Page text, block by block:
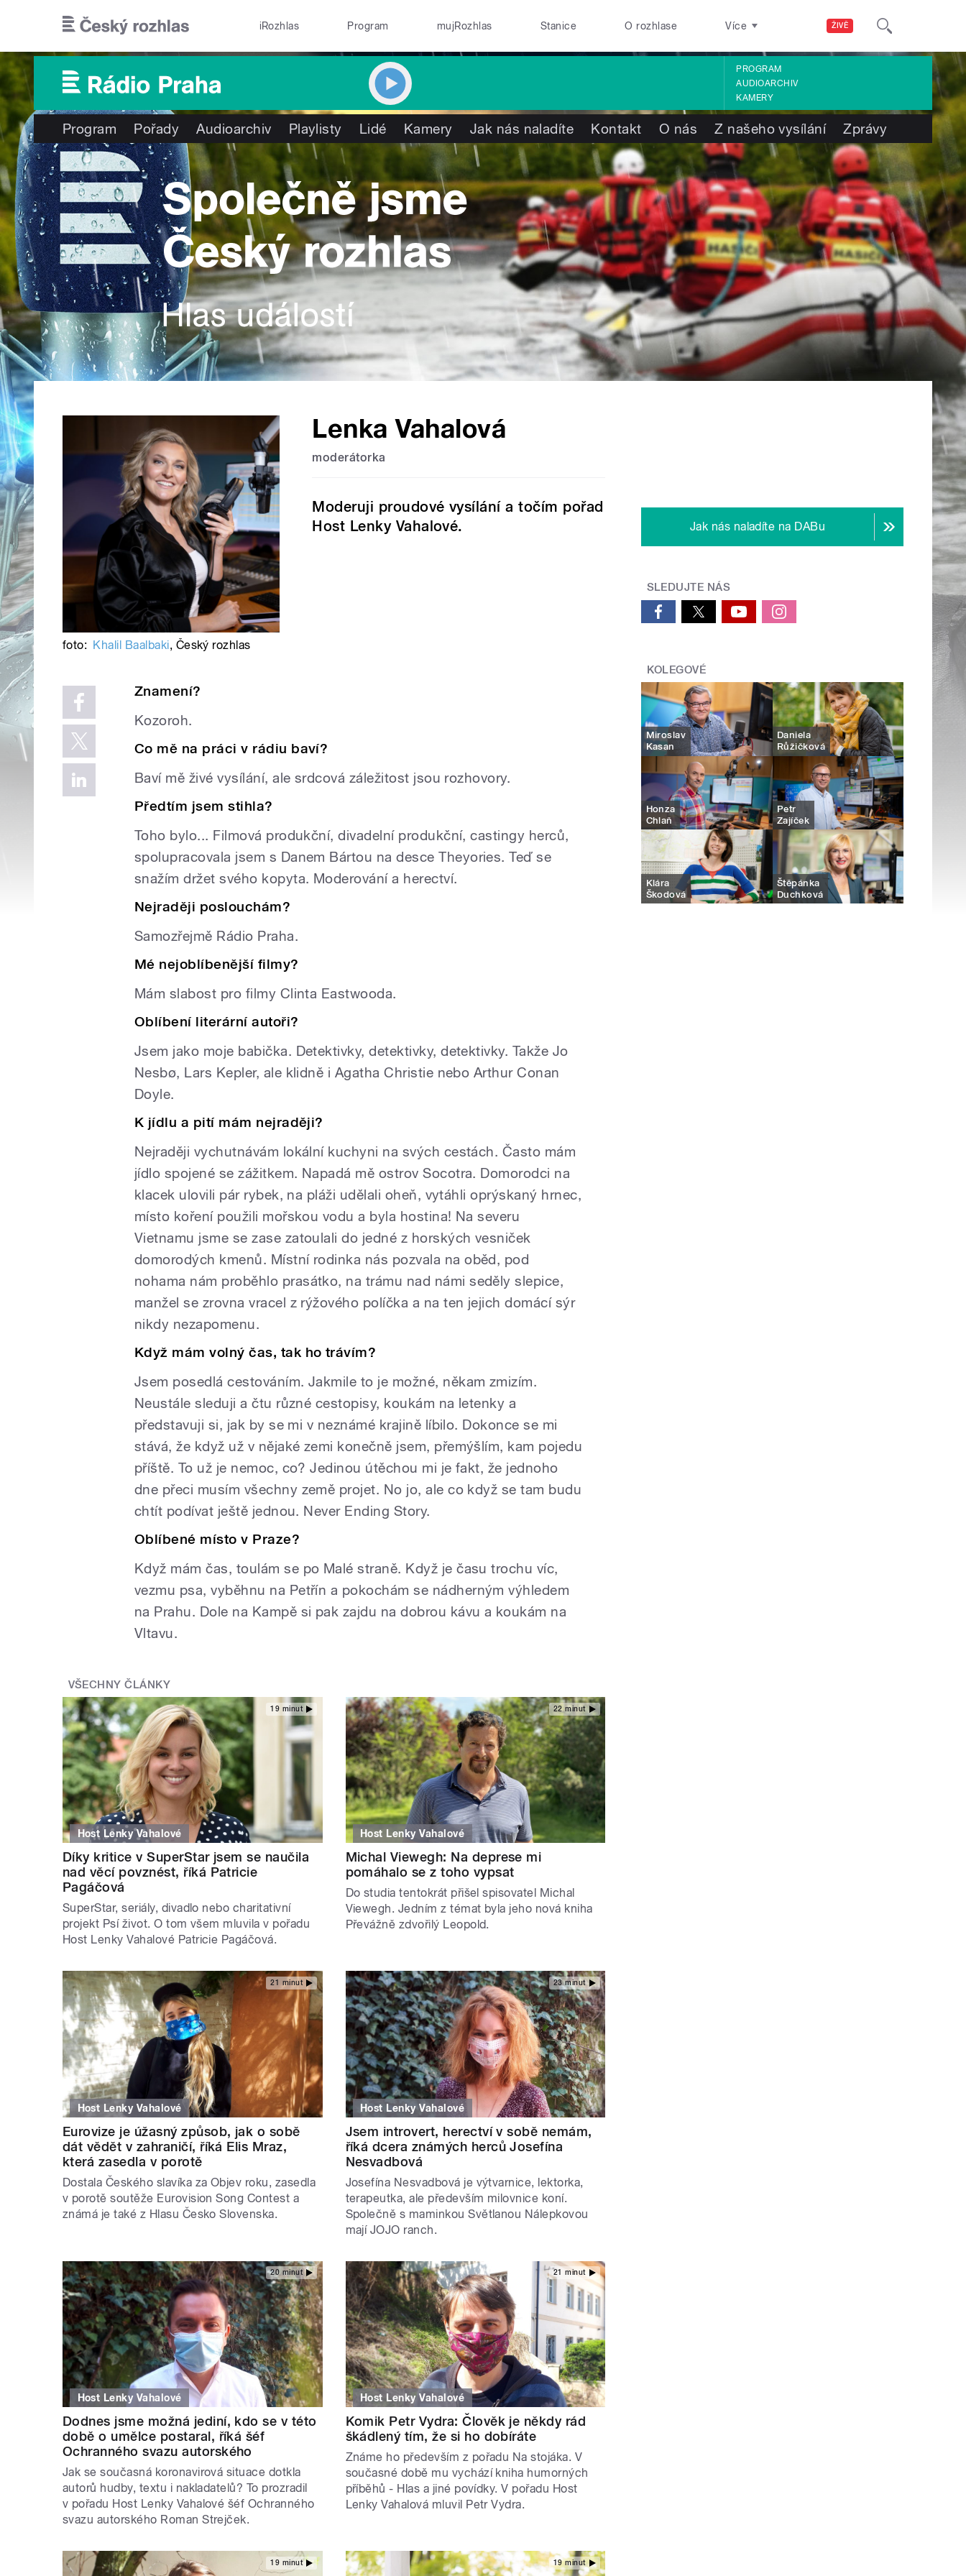
ŽIVĚ
iRozhlas Program mujRozhlas Stanice O rozhlase Více
PROGRAM
AUDIOARCHIV
KAMERY
Program Pořady Audioarchiv Playlisty Lidé Kamery Jak nás naladíte Kontakt O nás Z našeho vysílání Zprávy
Lenka Vahalová
moderátorka
Moderuji proudové vysílání a točím pořad
Host Lenky Vahalové.
foto: Khalil Baalbaki, Český rozhlas
Znamení?
Kozoroh.
Co mě na práci v rádiu baví?
Baví mě živé vysílání, ale srdcová záležitost jsou rozhovory.
Předtím jsem stihla?
Toho bylo... Filmová produkční, divadelní produkční, castingy herců,
spolupracovala jsem s Danem Bártou na desce Theyories. Teď se
snažím držet svého kopyta. Moderování a herectví.
Nejraději poslouchám?
Samozřejmě Rádio Praha.
Mé nejoblíbenější filmy?
Mám slabost pro filmy Clinta Eastwooda.
Oblíbení literární autoři?
Jsem jako moje babička. Detektivky, detektivky, detektivky. Takže Jo
Nesbø, Lars Kepler, ale klidně i Agatha Christie nebo Arthur Conan
Doyle.
K jídlu a pití mám nejraději?
Nejraději vychutnávám lokální kuchyni na svých cestách. Často mám
jídlo spojené se zážitkem. Napadá mě ostrov Socotra. Domorodci na
klacek ulovili pár rybek, na pláži udělali oheň, vytáhli oprýskaný hrnec,
místo koření použili mořskou vodu a byla hostina! Na severu
Vietnamu jsme se zase zatoulali do jedné z horských vesniček
domorodých kmenů. Místní rodinka nás pozvala na oběd, pod
nohama nám proběhlo prasátko, na trámu nad námi seděly slepice,
manžel se zrovna vracel z rýžového políčka a na ten jejich domácí sýr
nikdy nezapomenu.
Když mám volný čas, tak ho trávím?
Jsem posedlá cestováním. Jakmile to je možné, někam zmizím.
Neustále sleduji a čtu různé cestopisy, koukám na letenky a
představuji si, jak by se mi v neznámé krajině líbilo. Dokonce se mi
stává, že když už v nějaké zemi konečně jsem, přemýšlím, kam pojedu
příště. To už je nemoc, co? Jedinou útěchou mi je fakt, že jednoho
dne přeci musím všechny země projet. No jo, ale co když se tam budu
chtít podívat ještě jednou. Never Ending Story.
Oblíbené místo v Praze?
Když mám čas, toulám se po Malé straně. Když je času trochu víc,
vezmu psa, vyběhnu na Petřín a pokochám se nádherným výhledem
na Prahu. Dole na Kampě si pak zajdu na dobrou kávu a koukám na
Vltavu.
VŠECHNY ČLÁNKY
19 minut
Host Lenky Vahalové
Díky kritice v SuperStar jsem se naučila
nad věcí povznést, říká Patricie
Pagáčová
SuperStar, seriály, divadlo nebo charitativní
projekt Psí život. O tom všem mluvila v pořadu
Host Lenky Vahalové Patricie Pagáčová.
22 minut
Host Lenky Vahalové
Michal Viewegh: Na deprese mi
pomáhalo se z toho vypsat
Do studia tentokrát přišel spisovatel Michal
Viewegh. Jedním z témat byla jeho nová kniha
Převážně zdvořilý Leopold.
21 minut
Host Lenky Vahalové
Eurovize je úžasný způsob, jak o sobě
dát vědět v zahraničí, říká Elis Mraz,
která zasedla v porotě
Dostala Českého slavíka za Objev roku, zasedla
v porotě soutěže Eurovision Song Contest a
známá je také z Hlasu Česko Slovenska.
23 minut
Host Lenky Vahalové
Jsem introvert, herectví v sobě nemám,
říká dcera známých herců Josefína
Nesvadbová
Josefína Nesvadbová je výtvarnice, lektorka,
terapeutka, ale především milovnice koní.
Společně s maminkou Světlanou Nálepkovou
mají JOJO ranch.
20 minut
Host Lenky Vahalové
Dodnes jsme možná jediní, kdo se v této
době o umělce postaral, říká šéf
Ochranného svazu autorského
Jak se současná koronavirová situace dotkla
autorů hudby, textu i nakladatelů? To prozradil
v pořadu Host Lenky Vahalové šéf Ochranného
svazu autorského Roman Strejček.
21 minut
Host Lenky Vahalové
Komik Petr Vydra: Člověk je někdy rád
škádlený tím, že si ho dobíráte
Známe ho především z pořadu Na stojáka. V
současné době mu vychází kniha humorných
příběhů - Hlas a jiné povídky. V pořadu Host
Lenky Vahalová mluvil Petr Vydra.
19 minut 19 minut
Jak nás naladíte na DABu
SLEDUJTE NÁS
KOLEGOVÉ
Miroslav
Kasan
Daniela
Růžičková
Honza
Chlaň
Petr
Zajíček
Klára
Škodová
Štěpánka
Duchková